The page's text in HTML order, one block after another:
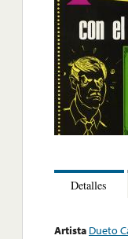
Detalles
Artista Dueto